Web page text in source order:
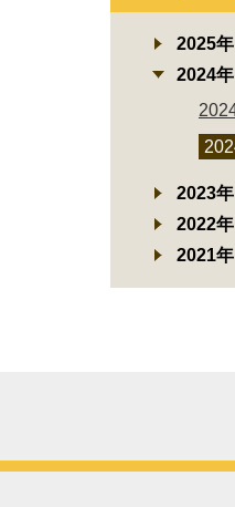
2025年
2024年
2023年
2022年
2021年